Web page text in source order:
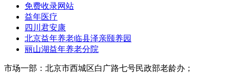
免费收录网站
益年医疗
四川君安康
北京益年养老临县泽亲颐养园
丽山湖益年养老分院
市场一部：北京市西城区白广路七号民政部老龄办；